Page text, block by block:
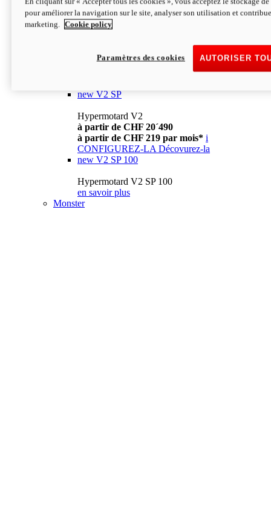
à partir de CHF 13´990 i
CONFIGUREZ-LA Décovurez-la
newV2
à partir de CHF 15´990
à partir de CHF 169 par mois* i
new V2 SP
Hypermotard V2
à partir de CHF 20´490
à partir de CHF 219 par mois* i
CONFIGUREZ-LA Décovurez-la
new V2 SP 100
Hypermotard V2 SP 100
en savoir plus
Monster
pour améliorer la navigation sur le site, analyser son utilisation et
marketing.
Cookie policy
AUTORISER
Paramètres des cookies